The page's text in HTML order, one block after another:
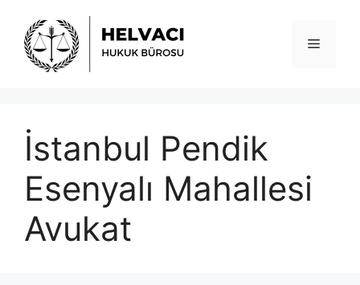
Menü
İstanbul Pendik
Esenyalı Mahallesi
Avukat